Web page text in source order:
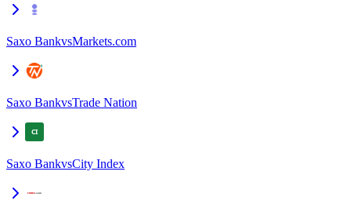
Saxo BankvsMarkets.com
Saxo BankvsTrade Nation
Saxo BankvsCity Index